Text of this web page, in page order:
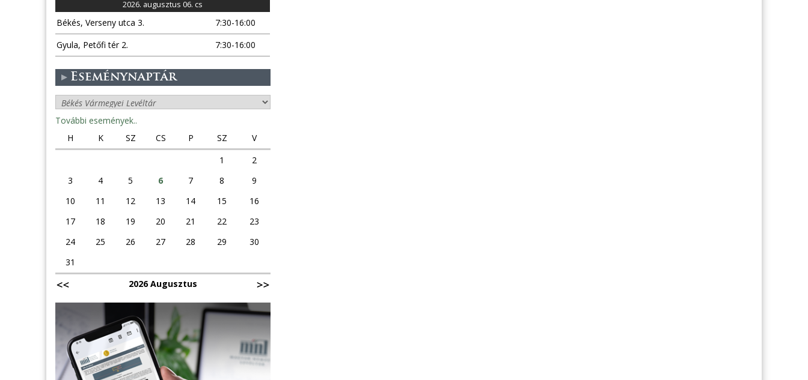
2026. augusztus 06. cs
Békés, Verseny utca 3.
7:30-16:00
Gyula, Petőfi tér 2.
7:30-16:00
Eseménynaptár
További események..
H
K SZ CS P SZ
V
1
2
3
4 5 6 7 8
9
10
11 12 13 14 15
16
17
18 19 20 21 22
23
24
25 26 27 28 29
30
31
2026 Augusztus